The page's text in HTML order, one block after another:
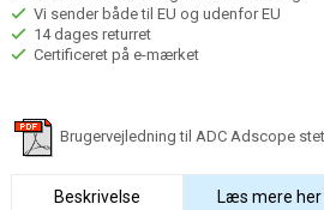
Vi sender både til EU og udenfor EU
14 dages returret
Certificeret på e-mærket
Brugervejledning til ADC Adscope
Beskrivelse Læs mere her